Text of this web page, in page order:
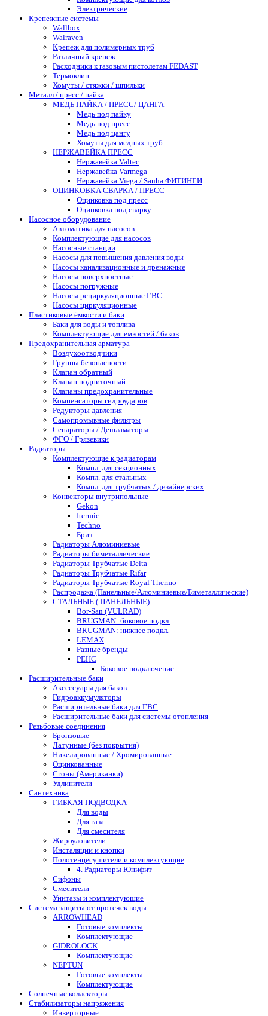
Электрические
Крепежные системы
Wallbox
Walraven
Крепеж для полимерных труб
Различный крепеж
Расходники к газовым пистолетам FEDAST
Термоклип
Хомуты / стяжки / шпильки
Металл / пресс / пайка
МЕДЬ ПАЙКА / ПРЕСС/ ЦАНГА
Медь под пайку
Медь под пресс
Медь под цангу
Хомуты для медных труб
НЕРЖАВЕЙКА ПРЕСС
Нержавейка Valtec
Нержавейка Varmega
Нержавейка Viega / Sanha ФИТИНГИ
ОЦИНКОВКА СВАРКА / ПРЕСС
Оцинковка под пресс
Оцинковка под сварку
Насосное оборудование
Автоматика для насосов
Комплектующие для насосов
Насосные станции
Насосы для повышения давления воды
Насосы канализационные и дренажные
Насосы поверхностные
Насосы погружные
Насосы рециркуляционные ГВС
Насосы циркуляционные
Пластиковые ёмкости и баки
Баки для воды и топлива
Комплектующие для емкостей / баков
Предохранительная арматура
Воздухоотводчики
Группы безопасности
Клапан обратный
Клапан подпиточный
Клапаны предохранительные
Компенсаторы гидроударов
Редукторы давления
Самопромывные фильтры
Сепараторы / Дешламаторы
ФГО / Грязевики
Радиаторы
Комплектующие к радиаторам
Компл. для секционных
Компл. для стальных
Компл. для трубчатых / дизайнерских
Конвекторы внутрипольные
Gekon
Itermic
Techno
Бриз
Радиаторы Алюминиевые
Радиаторы биметаллические
Радиаторы Трубчатые Delta
Радиаторы Трубчатые Rifar
Радиаторы Трубчатые Royal Thermo
Распродажа (Панельные/Алюминиевые/Биметаллические)
СТАЛЬНЫЕ ( ПАНЕЛЬНЫЕ)
Bor-San (VULRAD)
BRUGMAN: боковое подкл.
BRUGMAN: нижнее подкл.
LEMAX
Разные бренды
РЕНС
Боковое подключение
Расширительные баки
Аксессуары для баков
Гидроаккумуляторы
Расширительные баки для ГВС
Расширительные баки для системы отопления
Резьбовые соединения
Бронзовые
Латунные (без покрытия)
Никелированные / Хромированные
Оцинкованные
Сгоны (Американки)
Удлинители
Сантехника
ГИБКАЯ ПОДВОДКА
Для воды
Для газа
Для смесителя
Жироуловители
Инсталяции и кнопки
Полотенцесушители и комплектующие
4. Радиаторы Юнифит
Сифоны
Смесители
Унитазы и комплектующие
Система защиты от протечек воды
ARROWHEAD
Готовые комплекты
Комплектующие
GIDROLOCK
Комплектующие
NEPTUN
Готовые комплекты
Комплектующие
Солнечные коллекторы
Стабилизаторы напряжения
Инверторные